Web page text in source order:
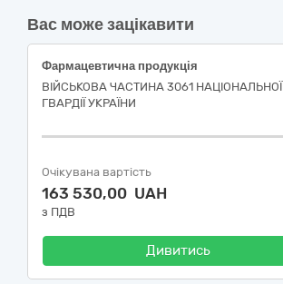
Вас може зацікавити
Фармацевтична продукція
ВІЙСЬКОВА ЧАСТИНА 3061 НАЦІОНАЛЬНОЇ
ГВАРДІЇ УКРАЇНИ
Очікувана вартість
163 530,00 UAH
з ПДВ
Дивитись